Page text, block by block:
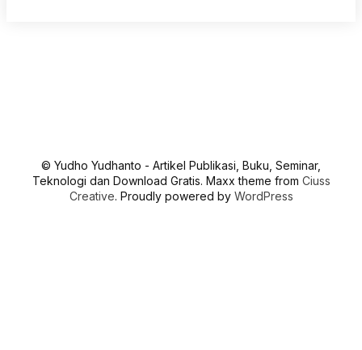
© Yudho Yudhanto - Artikel Publikasi, Buku, Seminar,
Teknologi dan Download Gratis. Maxx theme from Ciuss
Creative. Proudly powered by WordPress